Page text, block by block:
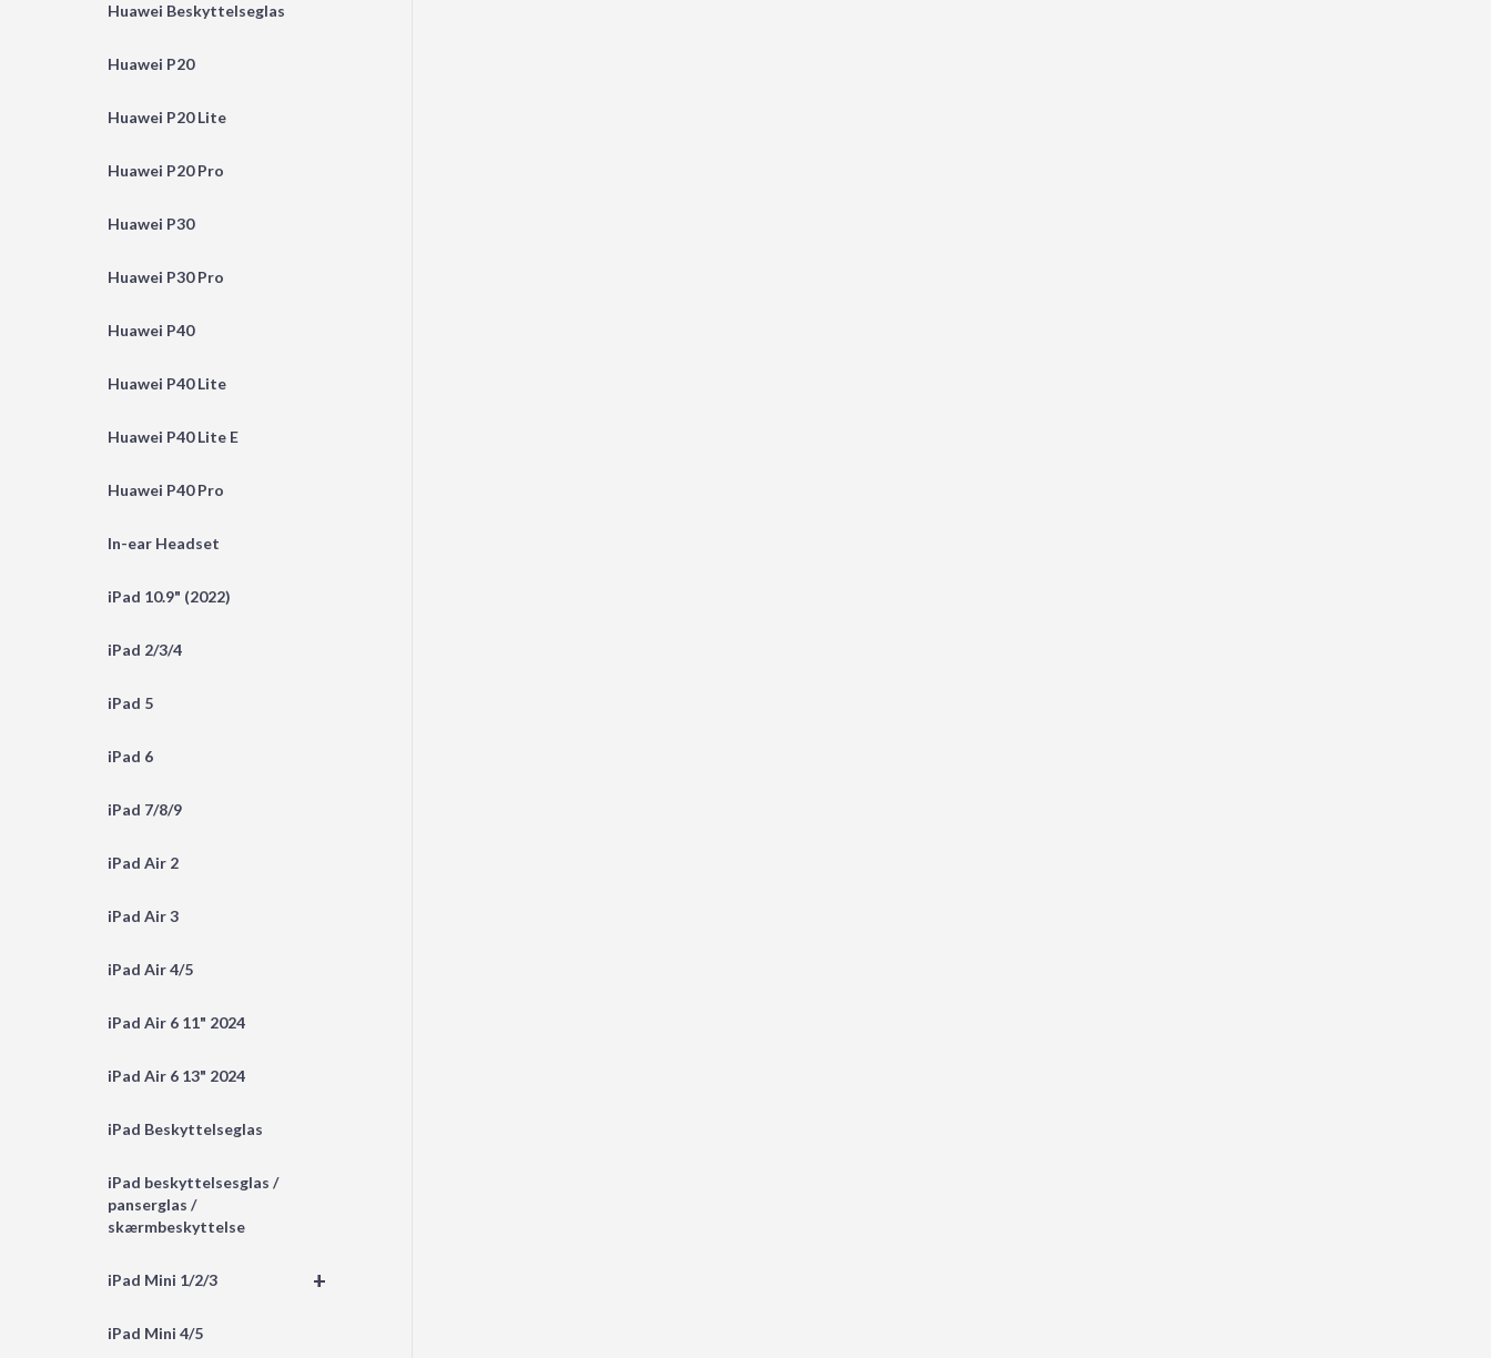
Huawei Beskyttelseglas
Huawei P20
Huawei P20 Lite
Huawei P20 Pro
Huawei P30
Huawei P30 Pro
Huawei P40
Huawei P40 Lite
Huawei P40 Lite E
Huawei P40 Pro
In-ear Headset
iPad 10.9" (2022)
iPad 2/3/4
iPad 5
iPad 6
iPad 7/8/9
iPad Air 2
iPad Air 3
iPad Air 4/5
iPad Air 6 11" 2024
iPad Air 6 13" 2024
iPad Beskyttelseglas
iPad beskyttelsesglas /
panserglas /
skærmbeskyttelse
+
iPad Mini 1/2/3
iPad Mini 4/5